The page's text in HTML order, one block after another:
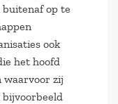
buitenaf op te
ook
het hoofd
waarvoor zij